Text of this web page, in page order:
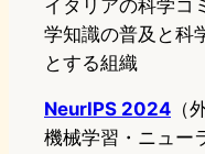
イタリアの科学コ
学知識の普及と科
とする組織
NeurIPS 2024 （
機械学習・ニュー